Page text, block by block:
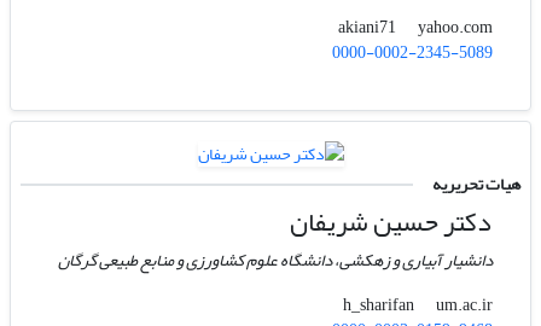
akiani71
yahoo.com
0000-0002-2345-5089
هیات تحریریه
دکتر حسین شریفان
دانشیار آبیاری و زهکشی، دانشگاه علوم کشاورزی و منابع طبیعی گرگان
h_sharifan
um.ac.ir